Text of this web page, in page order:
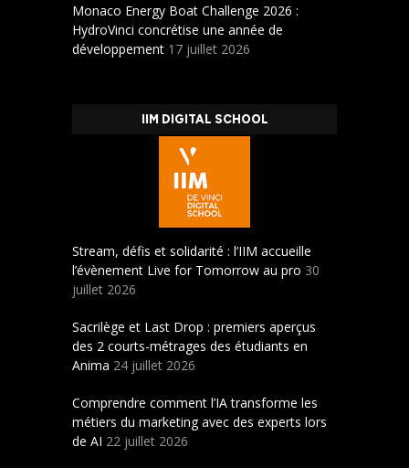
Monaco Energy Boat Challenge 2026 :
HydroVinci concrétise une année de
développement 17 juillet 2026
IIM DIGITAL SCHOOL
Stream, défis et solidarité : l’IIM accueille
l’évènement Live for Tomorrow au pro 30
juillet 2026
Sacrilège et Last Drop : premiers aperçus
des 2 courts-métrages des étudiants en
Anima 24 juillet 2026
Comprendre comment l’IA transforme les
métiers du marketing avec des experts lors
de AI 22 juillet 2026